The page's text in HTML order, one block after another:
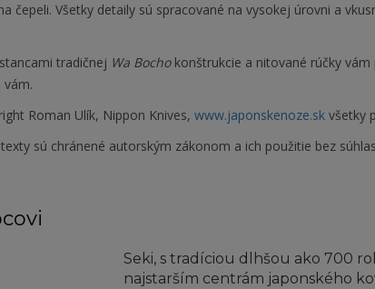
čepeli. Všetky detaily sú spracované na vysokej úrovni a
tradičnej Wa Bochokonštrukcie a nitované rúčky vám
vám.
Roman Ulík, Nippon Knives, www.japonskenoze.skvšetky
sú chránené autorským zákonom a ich použitie bez
Seki, s tradíciou dlhšou ako 700
najstarším centrám japonského